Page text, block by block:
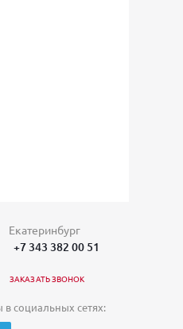
Екатеринбург
+7 343 382 00 51
ЗАКАЗАТЬ ЗВОНОК
социальных сетях: